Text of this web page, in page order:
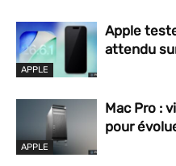
APPLE
Apple
attendu
APPLE
Mac Pro :
pour